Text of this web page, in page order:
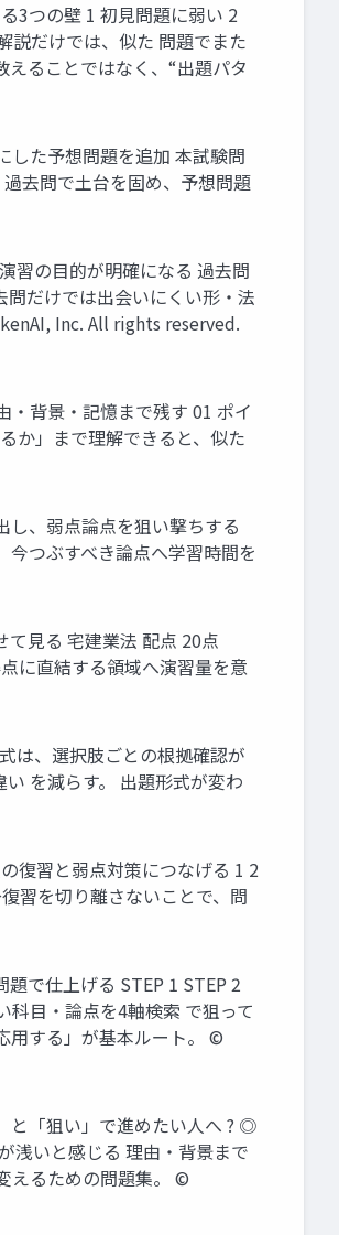
3つの壁 1 初見問題に弱い 2
説だけでは、似た 問題でまた
ることではなく、“出題パタ
した予想問題を追加 本試験問
去問で土台を固め、予想問題
習の目的が明確になる 過去問
だけでは出会いにくい形・法
Inc. All rights reserved.
・背景・記憶まで残す 01 ポイ
か」まで理解できると、似た
し、弱点論点を狙い撃ちする
つぶすべき論点へ学習時間を
見る 宅建業法 配点 20点
に直結する領域へ演習量を意
は、選択肢ごとの根拠確認が
を減らす。 出題形式が変わ
復習と弱点対策につなげる 1 2
習を切り離さないことで、問
で仕上げる STEP 1 STEP 2
科目・論点を4軸検索 で狙って
用する」が基本ルート。 ©
と「狙い」で進めたい人へ ? ◎
浅いと感じる 理由・背景まで
えるための問題集。 ©